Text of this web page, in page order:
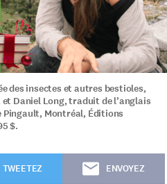
des insectes et autres bestioles,
Daniel Long, traduit de l’anglais
Pingault, Montréal, Éditions
$.
TWEETEZ ENVOYEZ